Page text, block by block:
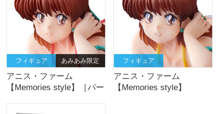
フィギュア あみあみ限定
アニス・ファーム
【Memories style】［パー
フィギュア
アニス・ファーム
【Memories style】